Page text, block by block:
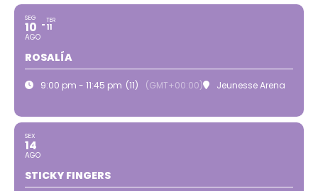
SEG
10
AGO
TER
11
ROSALÍA
9:00 pm - 11:45 pm (11) (GMT+00:00) Jeunesse Arena
SEX
14
AGO
STICKY FINGERS